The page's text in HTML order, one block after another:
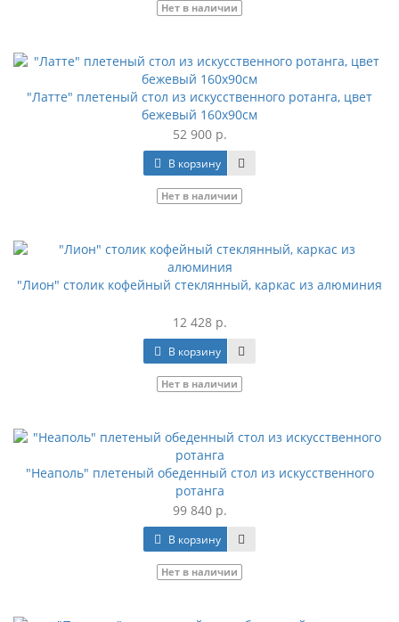
Нет в наличии
"Латте" плетеный стол из искусственного ротанга, цвет
бежевый 160х90см
52 900 р.
В корзину
Нет в наличии
"Лион" столик кофейный стеклянный, каркас из алюминия
12 428 р.
В корзину
Нет в наличии
"Неаполь" плетеный обеденный стол из искусственного
ротанга
99 840 р.
В корзину
Нет в наличии